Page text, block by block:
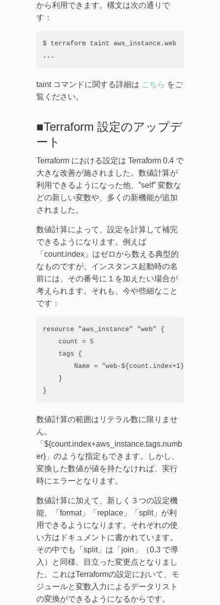
から利用できます。構文は次の通りで
す：
$ terraform taint aws_instance.web
...
taint コマンドに関する詳細は こちら をご
覧ください。
■Terraform 設定のアップデ
ート
Terraform における設定は Terraform 0.4 で
大きな改善が施されました。数値計算が
利用できるようになった他、”self” 変数な
どの新しい変数や、多くの新機能が追加
されました。
数値計算によって、設定を計算して補完
できるようになります。例えば
「count.index」はゼロから数える典型的
なものですが、インスタンス起動時の名
前には、その番号に１を加えたい場合が
考えられます。それも、今や些細なこと
です：
resource "aws_instance" "web" {
count = 5
tags {
Name = "web-${count.index+1}"
}
}
数値計算の範囲はリテラル数に限りませ
ん。
「${count.index+aws_instance.tags.numb
er}」のような指定もできます。しかし、
変換した数値が値を持たなければ、実行
時にエラーとなります。
数値計算に加えて、新しく３つの設定機
能、「format」「replace」「split」が利
用できるようになります。それぞれの使
い方はドキュメントに書かれています。
その中でも「split」は「join」（0.3 で導
入）と同様、目立った変更点となりまし
た。これはTerraformの設定において、モ
ジュールと変数入力によるデータリスト
の変換ができるようになるからです。